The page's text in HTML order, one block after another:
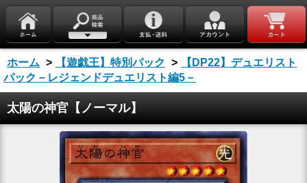
ホーム > 【遊戯王】特別パック >
【DP22】デュエリスト
パック－レジェンドデュエリスト編5－
太陽の神官【ノーマル】